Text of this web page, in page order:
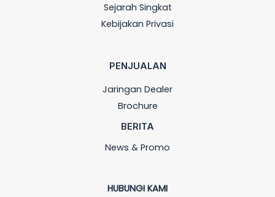
Sejarah Singkat
Kebijakan Privasi
PENJUALAN
Jaringan Dealer
Brochure
BERITA
News & Promo
HUBUNGI KAMI